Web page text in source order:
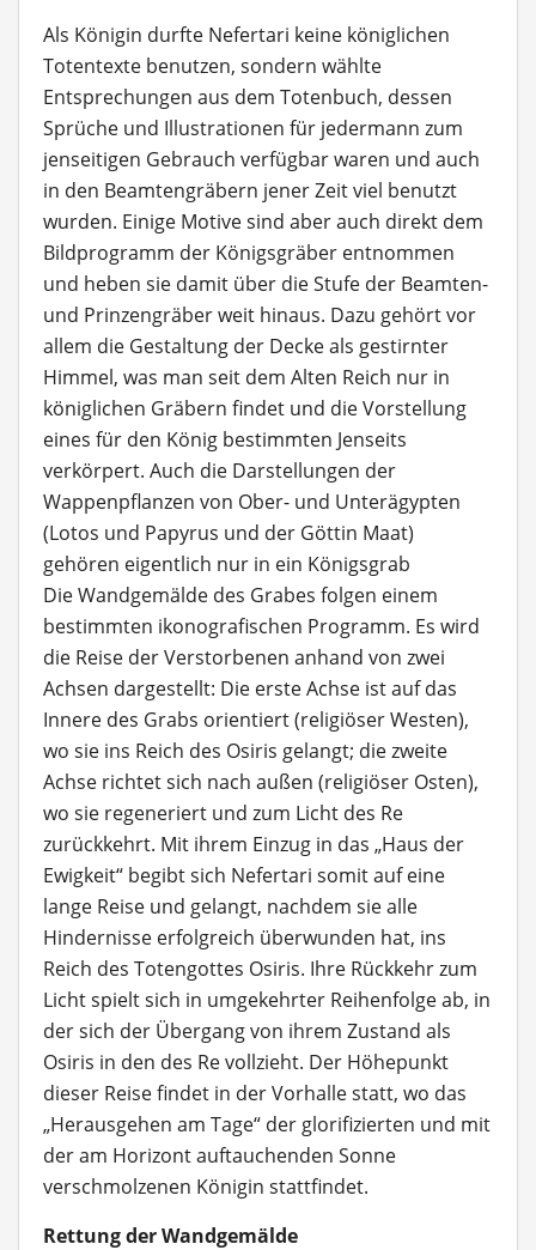
Als Königin durfte Nefertari keine königlichen
Totentexte benutzen, sondern wählte
Entsprechungen aus dem Totenbuch, dessen
Sprüche und Illustrationen für jedermann zum
jenseitigen Gebrauch verfügbar waren und auch
in den Beamtengräbern jener Zeit viel benutzt
wurden. Einige Motive sind aber auch direkt dem
Bildprogramm der Königsgräber entnommen
und heben sie damit über die Stufe der Beamten-
und Prinzengräber weit hinaus. Dazu gehört vor
allem die Gestaltung der Decke als gestirnter
Himmel, was man seit dem Alten Reich nur in
königlichen Gräbern findet und die Vorstellung
eines für den König bestimmten Jenseits
verkörpert. Auch die Darstellungen der
Wappenpflanzen von Ober- und Unterägypten
(Lotos und Papyrus und der Göttin Maat)
gehören eigentlich nur in ein Königsgrab
Die Wandgemälde des Grabes folgen einem
bestimmten ikonografischen Programm. Es wird
die Reise der Verstorbenen anhand von zwei
Achsen dargestellt: Die erste Achse ist auf das
Innere des Grabs orientiert (religiöser Westen),
wo sie ins Reich des Osiris gelangt; die zweite
Achse richtet sich nach außen (religiöser Osten),
wo sie regeneriert und zum Licht des Re
zurückkehrt. Mit ihrem Einzug in das „Haus der
Ewigkeit“ begibt sich Nefertari somit auf eine
lange Reise und gelangt, nachdem sie alle
Hindernisse erfolgreich überwunden hat, ins
Reich des Totengottes Osiris. Ihre Rückkehr zum
Licht spielt sich in umgekehrter Reihenfolge ab, in
der sich der Übergang von ihrem Zustand als
Osiris in den des Re vollzieht. Der Höhepunkt
dieser Reise findet in der Vorhalle statt, wo das
„Herausgehen am Tage“ der glorifizierten und mit
der am Horizont auftauchenden Sonne
verschmolzenen Königin stattfindet.
Rettung der Wandgemälde